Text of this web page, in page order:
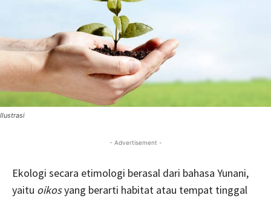
Ilustrasi
- Advertisement -
Ekologi secara etimologi berasal dari bahasa Yunani,
yaitu oikosyang berarti habitat atau tempat tinggal